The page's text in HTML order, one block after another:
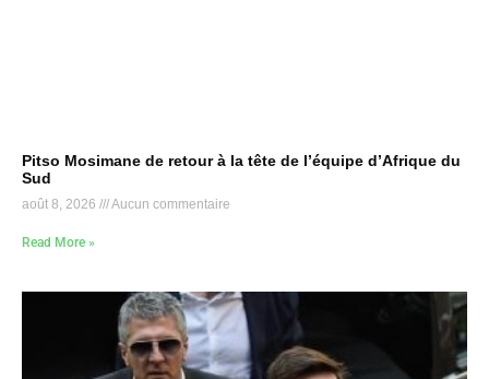
Pitso Mosimane de retour à la tête de l’équipe d’Afrique du
Sud
août 8, 2026 Aucun commentaire
Read More »